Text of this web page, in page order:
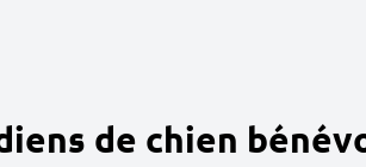
de chien